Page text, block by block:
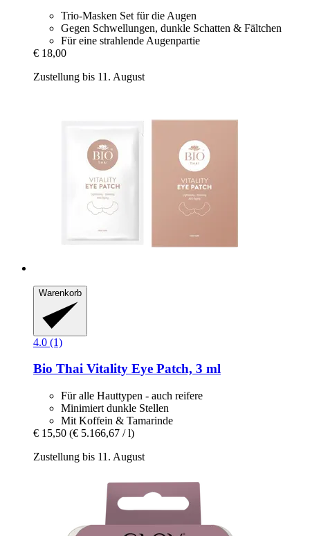
Trio-Masken Set für die Augen
Gegen Schwellungen, dunkle Schatten & Fältchen
Für eine strahlende Augenpartie
€ 18,00
Zustellung bis 11. August
Warenkorb
4.0 (1)
Bio Thai Vitality Eye Patch, 3 ml
Für alle Hauttypen - auch reifere
Minimiert dunkle Stellen
Mit Koffein & Tamarinde
€ 15,50 (€ 5.166,67 / l)
Zustellung bis 11. August